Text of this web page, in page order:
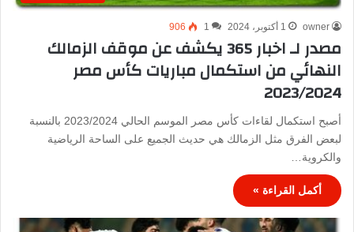
owner 1 أكتوبر، 2024 1
906
مصدر لـ اخبار 365 يكشف عن موقف الزمالك
النهائي من استكمال مباريات كأس مصر
2023/2024
أصبح استكمال لقاءات كأس مصر الموسم الحالي 2023/2024 بالنسبة
لبعض الفرق مثل الزمالك هي حديث الجميع على الساحة الرياضية
والكروية…
أكمل القراءة »